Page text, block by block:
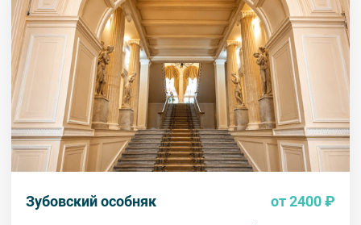
Внимание! В составе экскурсионного маршрута возможны
изменения, так как некоторые интерьеры могут быть
недоступны по решению руководства объекта.
Зубовский особняк от 2400 ₽